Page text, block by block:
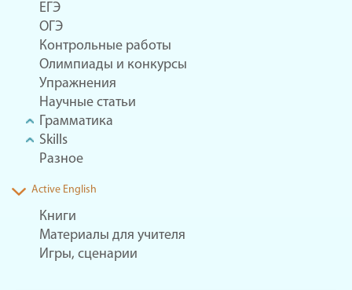
ЕГЭ
ОГЭ
Контрольные работы
Олимпиады и конкурсы
Упражнения
Научные статьи
Грамматика
Skills
Разное
Active English
Книги
Материалы для учителя
Игры, сценарии